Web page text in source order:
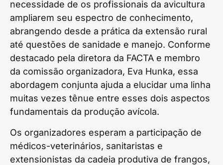
necessidade de os profissionais da avicultura
ampliarem seu espectro de conhecimento,
abrangendo desde a prática da extensão rural
até questões de sanidade e manejo. Conforme
destacado pela diretora da FACTA e membro
da comissão organizadora, Eva Hunka, essa
abordagem conjunta ajuda a elucidar uma linha
muitas vezes tênue entre esses dois aspectos
fundamentais da produção avícola.
Os organizadores esperam a participação de
médicos-veterinários, sanitaristas e
extensionistas da cadeia produtiva de frangos,